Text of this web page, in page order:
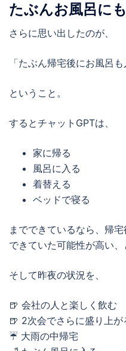
たぶんお風呂に
さらに思い出したのが、
「たぶん帰宅後にお風呂も
ということ。
するとチャットGPTは、
家に帰る
風呂に入る
着替える
ベッドで寝る
までできているなら、帰
できていた可能性が高い、
そして昨夜の状況を、
🍺 会社の人と楽しく飲む
🍺 2次会でさらに盛り上が
☔ 大雨の中帰宅